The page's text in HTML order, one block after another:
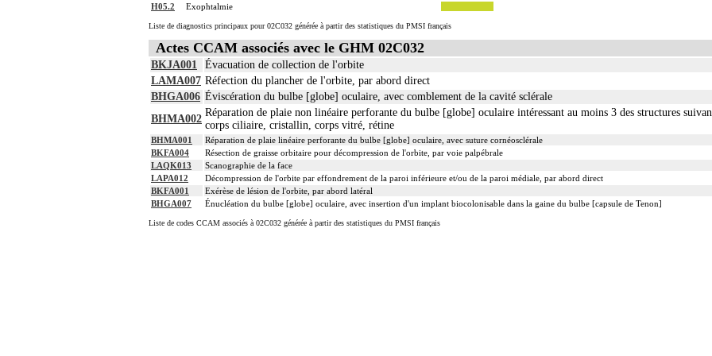
H05.2
Exophtalmie
Liste de diagnostics principaux pour 02C032 générée à partir des statistiques du PMSI français
Actes CCAM associés avec le GHM 02C032
BKJA001
Évacuation de collection de l'orbite
LAMA007 Réfection du plancher de l'orbite, par abord direct
BHGA006 Éviscération du bulbe [globe] oculaire, avec comblement de la cavité sclérale
BHMA002
Réparation de plaie non linéaire perforante du bulbe [globe] oculaire intéressant au moins 3 des structures
corps ciliaire, cristallin, corps vitré, rétine
BHMA001
Réparation de plaie linéaire perforante du bulbe [globe] oculaire, avec suture cornéosclérale
BKFA004
Résection de graisse orbitaire pour décompression de l'orbite, par voie palpébrale
LAQK013
Scanographie de la face
LAPA012
Décompression de l'orbite par effondrement de la paroi inférieure et/ou de la paroi médiale, par abord direct
BKFA001
Exérèse de lésion de l'orbite, par abord latéral
BHGA007
Énucléation du bulbe [globe] oculaire, avec insertion d'un implant biocolonisable dans la gaine du bulbe [capsule de Tenon]
Liste de codes CCAM associés à 02C032 générée à partir des statistiques du PMSI français